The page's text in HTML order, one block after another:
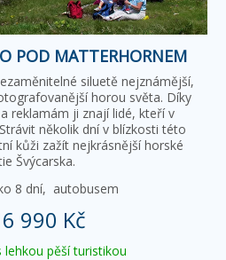
POD MATTERHORNEM
siluetě nejznámější,
horou světa. Díky
reklamám ji znají lidé, kteří v
několik dní v blízkosti této
kůži zažít nejkrásnější horské
Švýcarska.
8 dní, autobusem
990 Kč
lehkou pěší turistikou